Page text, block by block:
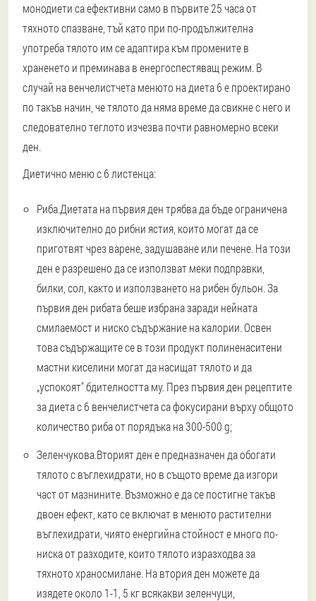
монодиети са ефективни само в първите 25 часа от
тяхното спазване, тъй като при по-продължителна
употреба тялото им се адаптира към промените в
храненето и преминава в енергоспестяващ режим. В
случай на венчелистчета менюто на диета 6 е проектирано
по такъв начин, че тялото да няма време да свикне с него и
следователно теглото изчезва почти равномерно всеки
ден.
Диетично меню с 6 листенца:
Риба.Диетата на първия ден трябва да бъде ограничена
изключително до рибни ястия, които могат да се
приготвят чрез варене, задушаване или печене. На този
ден е разрешено да се използват меки подправки,
билки, сол, както и използването на рибен бульон. За
първия ден рибата беше избрана заради нейната
смилаемост и ниско съдържание на калории. Освен
това съдържащите се в този продукт полиненаситени
мастни киселини могат да насищат тялото и да
„успокоят" бдителността му. През първия ден рецептите
за диета с 6 венчелистчета са фокусирани върху общото
количество риба от порядъка на 300-500 g;
Зеленчукова.Вторият ден е предназначен да обогати
тялото с въглехидрати, но в същото време да изгори
част от мазнините. Възможно е да се постигне такъв
двоен ефект, като се включат в менюто растителни
въглехидрати, чиято енергийна стойност е много по-
ниска от разходите, които тялото изразходва за
тяхното храносмилане. На втория ден можете да
изядете около 1-1, 5 кг всякакви зеленчуци,